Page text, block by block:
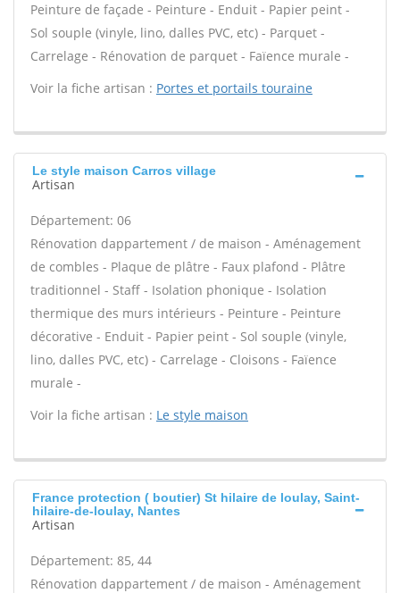
Peinture de façade - Peinture - Enduit - Papier peint -
Sol souple (vinyle, lino, dalles PVC, etc) - Parquet -
Carrelage - Rénovation de parquet - Faïence murale -
Voir la fiche artisan : Portes et portails touraine
Le style maison Carros village
Artisan
Département: 06
Rénovation dappartement / de maison - Aménagement
de combles - Plaque de plâtre - Faux plafond - Plâtre
traditionnel - Staff - Isolation phonique - Isolation
thermique des murs intérieurs - Peinture - Peinture
décorative - Enduit - Papier peint - Sol souple (vinyle,
lino, dalles PVC, etc) - Carrelage - Cloisons - Faïence
murale -
Voir la fiche artisan : Le style maison
France protection ( boutier) St hilaire de loulay, Saint-
hilaire-de-loulay, Nantes
Artisan
Département: 85, 44
Rénovation dappartement / de maison - Aménagement